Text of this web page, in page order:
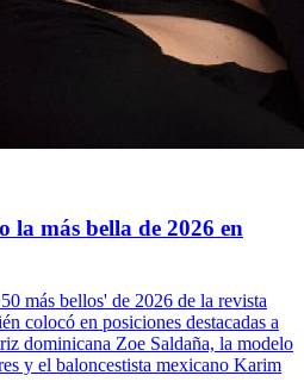
la más bella de 2026 en
más bellos' de 2026 de la revista
colocó en posiciones destacadas a
dominicana Zoe Saldaña, la modelo
y el baloncestista mexicano Karim